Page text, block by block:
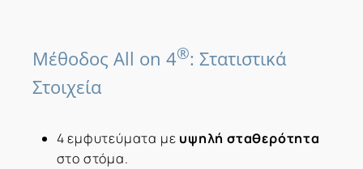
Μέθοδος All on 4®: Στατιστικά
Στοιχεία
4 εμφυτεύματα με υψηλή σταθερότητα
στο στόμα.